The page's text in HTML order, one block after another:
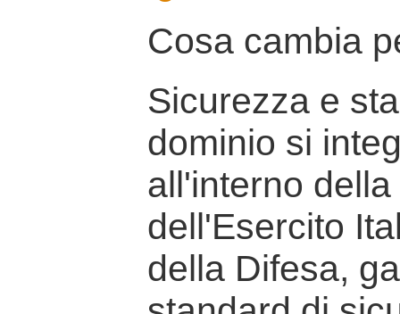
Cosa cambia
Sicurezza e
dominio si
all'interno
dell'Esercito
della Difesa,